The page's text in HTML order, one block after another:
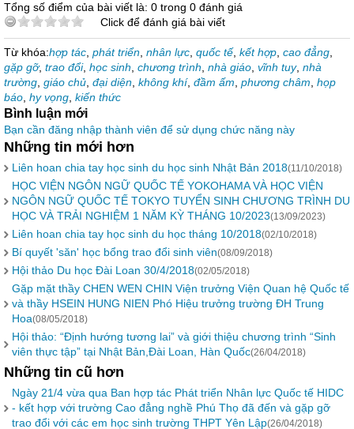
Tổng số điểm của bài viết là: 0 trong 0 đánh giá
Click để đánh giá bài viết
Từ khóa:hợp tác phát triển nhân lực quốc tế, kết hợp cao đẳng
gặp gỡ, trao đổi, học sinh chương trình nhà giáo vĩnh tuy, nhà
trường giáo chủ đại diện không khí, đầm ấm phương châm họp
báo hy vọng kiến thức
Bình luận mới
Bạn cần đăng nhập thành viên để sử dụng chức năng này
Những tin mới hơn
Liên hoan chia tay học sinh du học sinh Nhật Bản 2018(11/10/2018)
HỌC VIỆN NGÔN NGỮ QUỐC TẾ YOKOHAMA VÀ HỌC VIỆN
NGÔN NGỮ QUỐC TẾ TOKYO TUYỂN SINH CHƯƠNG TRÌNH DU
HỌC VÀ TRẢI NGHIỆM 1 NĂM KỲ THÁNG 10/2023(13/09/2023)
Liên hoan chia tay học sinh du học tháng 10/2018(02/10/2018)
Bí quyết 'săn' học bổng trao đổi sinh viên(08/09/2018)
Hội thảo Du học Đài Loan 30/4/2018(02/05/2018)
Gặp mặt thầy CHEN WEN CHIN Viện trưởng Viện Quan hệ Quốc tế
và thầy HSEIN HUNG NIEN Phó Hiệu trưởng trường ĐH Trung
Hoa(08/05/2018)
Hội thảo: “Định hướng tương lai” và giới thiệu chương trình “Sinh
viên thực tập” tại Nhật Bản,Đài Loan, Hàn Quốc(26/04/2018)
Những tin cũ hơn
Ngày 21/4 vừa qua Ban hợp tác Phát triển Nhân lực Quốc tế HIDC
- kết hợp với trường Cao đẳng nghề Phú Thọ đã đến và gặp gỡ
trao đổi với các em học sinh trường THPT Yên Lập(26/04/2018)